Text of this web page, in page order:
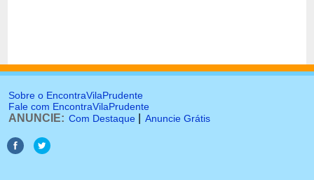
Sobre o EncontraVilaPrudente
Fale com EncontraVilaPrudente
ANUNCIE: Com Destaque Anuncie Grátis